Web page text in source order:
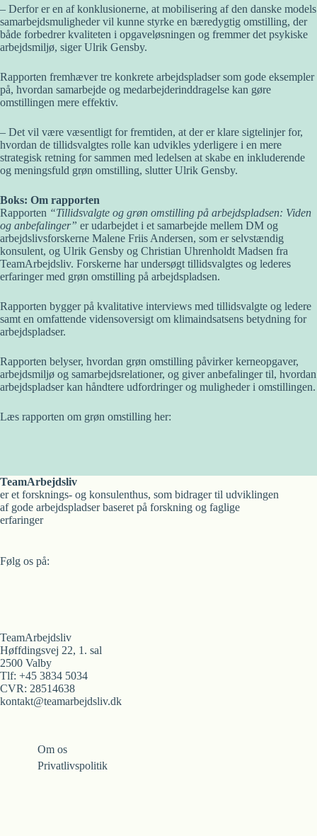
– Derfor er en af konklusionerne, at mobilisering af den danske models
samarbejdsmuligheder vil kunne styrke en bæredygtig omstilling, der
både forbedrer kvaliteten i opgaveløsningen og fremmer det psykiske
arbejdsmiljø, siger Ulrik Gensby.
Rapporten fremhæver tre konkrete arbejdspladser som gode eksempler
på, hvordan samarbejde og medarbejderinddragelse kan gøre
omstillingen mere effektiv.
– Det vil være væsentligt for fremtiden, at der er klare sigtelinjer for,
hvordan de tillidsvalgtes rolle kan udvikles yderligere i en mere
strategisk retning for sammen med ledelsen at skabe en inkluderende
og meningsfuld grøn omstilling, slutter Ulrik Gensby.
Boks: Om rapporten
Rapporten “Tillidsvalgte og grøn omstilling på arbejdspladsen: Viden
og anbefalinger” er udarbejdet i et samarbejde mellem DM og
arbejdslivsforskerne Malene Friis Andersen, som er selvstændig
konsulent, og Ulrik Gensby og Christian Uhrenholdt Madsen fra
TeamArbejdsliv. Forskerne har undersøgt tillidsvalgtes og lederes
erfaringer med grøn omstilling på arbejdspladsen.
Rapporten bygger på kvalitative interviews med tillidsvalgte og ledere
samt en omfattende vidensoversigt om klimaindsatsens betydning for
arbejdspladser.
Rapporten belyser, hvordan grøn omstilling påvirker kerneopgaver,
arbejdsmiljø og samarbejdsrelationer, og giver anbefalinger til, hvordan
arbejdspladser kan håndtere udfordringer og muligheder i omstillingen.
Læs rapporten om grøn omstilling her:
TeamArbejdsliv
er et forsknings- og konsulenthus, som bidrager til udviklingen
af gode arbejdspladser baseret på forskning og faglige
erfaringer
Følg os på:
TeamArbejdsliv
Høffdingsvej 22, 1. sal
2500 Valby
Tlf: +45 3834 5034
CVR: 28514638
kontakt@teamarbejdsliv.dk
Om os
Privatlivspolitik